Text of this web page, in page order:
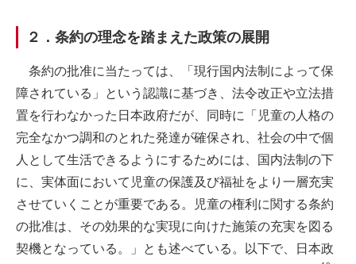
２．条約の理念を踏まえた政策の展開
条約の批准に当たっては、「現行国内法制によって保
障されている」という認識に基づき、法令改正や立法措
置を行わなかった日本政府だが、同時に「児童の人格の
完全なかつ調和のとれた発達が確保され、社会の中で個
人として生活できるようにするためには、国内法制の下
に、実体面において児童の保護及び福祉をより一層充実
させていくことが重要である。児童の権利に関する条約
の批准は、その効果的な実現に向けた施策の充実を図る
契機となっている。」とも述べている。以下で、日本政